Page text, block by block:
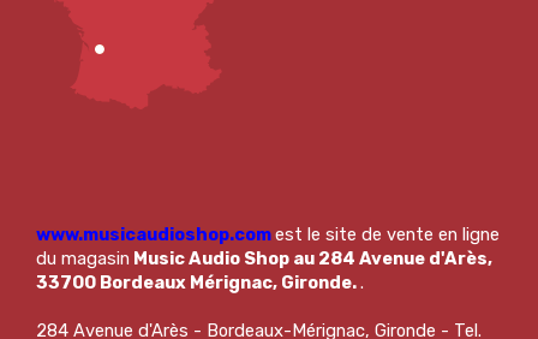
www.musicaudioshop.comest le site de vente en ligne
du magasin Music Audio Shop au 284 Avenue d'Arès,
33700 Bordeaux Mérignac, Gironde..
284 Avenue d'Arès - Bordeaux-Mérignac, Gironde - Tel.